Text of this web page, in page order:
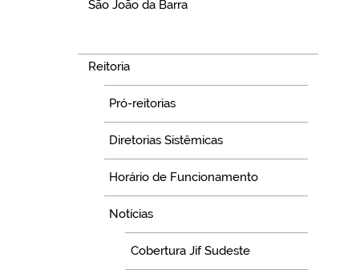
São João da Barra
Reitoria
Pró-reitorias
Diretorias Sistêmicas
Horário de Funcionamento
Notícias
Cobertura Jif Sudeste